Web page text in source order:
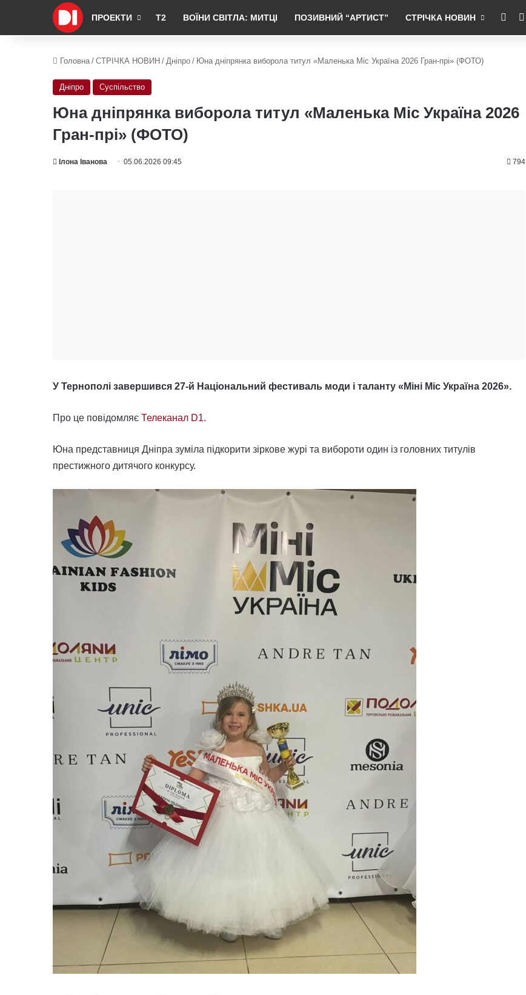
ПРОЕКТИ Т2 ВОЇНИ СВІТЛА: МИТЦІ ПОЗИВНИЙ “АРТИСТ” СТРІЧКА НОВИН RSS
Головна / СТРІЧКА НОВИН / Дніпро / Юна дніпрянка виборола титул «Маленька Міс Україна 2026 Гран-прі» (ФОТО)
Дніпро Суспільство
Юна дніпрянка виборола титул «Маленька Міс Україна 2026
Гран-прі» (ФОТО)
Ілона Іванова 05.06.2026 09:45 794
У Тернополі завершився 27-й Національний фестиваль моди і таланту «Міні Міс Україна 2026».
Про це повідомляє Телеканал D1.
Юна представниця Дніпра зуміла підкорити зіркове журі та вибороти один із головних титулів
престижного дитячого конкурсу.